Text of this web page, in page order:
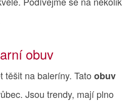
obuv
těšit na baleríny. Tato obuv
Jsou trendy, mají plno